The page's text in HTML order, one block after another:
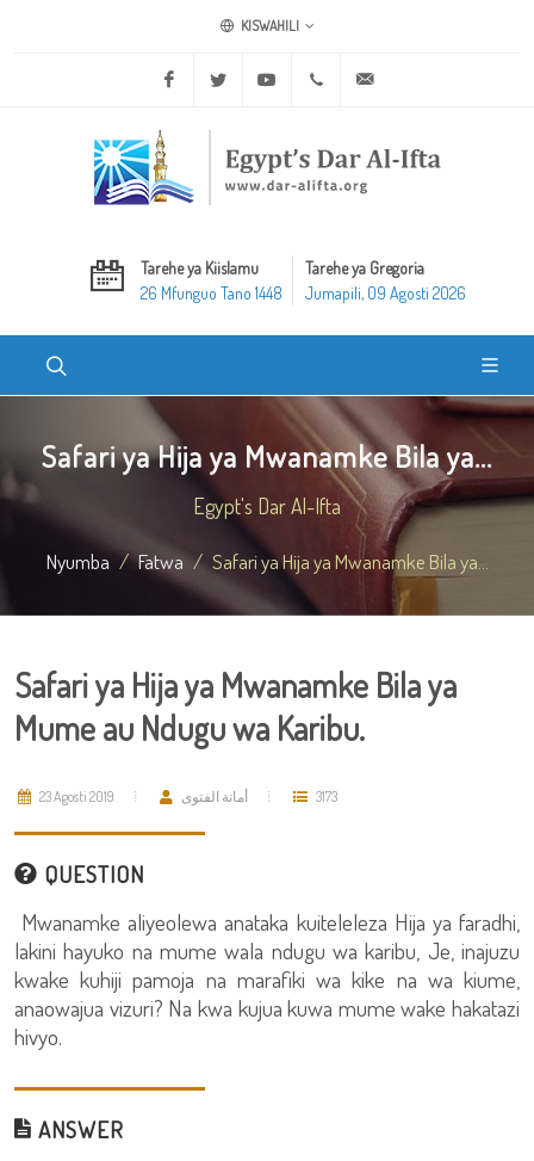
KISWAHILI
Facebook Twitter Youtube +20 2 25970400
Tarehe ya Kiislamu
26 Mfunguo Tano 1448
Tarehe ya Gregoria
Jumapili, 09 Agosti 2026
Safari ya Hija ya Mwanamke Bila ya...
Egypt's Dar Al-Ifta
Nyumba Fatwa Safari ya Hija ya Mwanamke Bila ya...
Safari ya Hija ya Mwanamke Bila ya
Mume au Ndugu wa Karibu.
23 Agosti 2019 أمانة الفتوى 3173
QUESTION
Mwanamke aliyeolewa anataka kuiteleleza Hija ya faradhi,
lakini hayuko na mume wala ndugu wa karibu, Je, inajuzu
kwake kuhiji pamoja na marafiki wa kike na wa kiume,
anaowajua vizuri? Na kwa kujua kuwa mume wake hakatazi
hivyo.
ANSWER